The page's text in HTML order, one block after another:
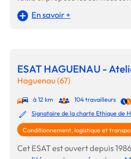
En savoir +
ESAT HAGUENAU -
Haguenau (67)
à 12 km 104 travailleurs
Signataire de la charte Ethique de
Conditionnement, logistique et
Cet ESAT est ouvert depuis